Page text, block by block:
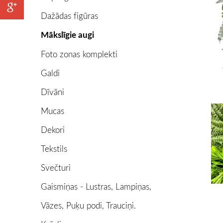
Dažādas figūras
Mākslīgie augi
Foto zonas komplekti
Galdi
Dīvāni
Mucas
Dekori
Tekstils
Svečturi
Gaismiņas - Lustras, Lampiņas,
Vāzes, Puķu podi, Trauciņi.